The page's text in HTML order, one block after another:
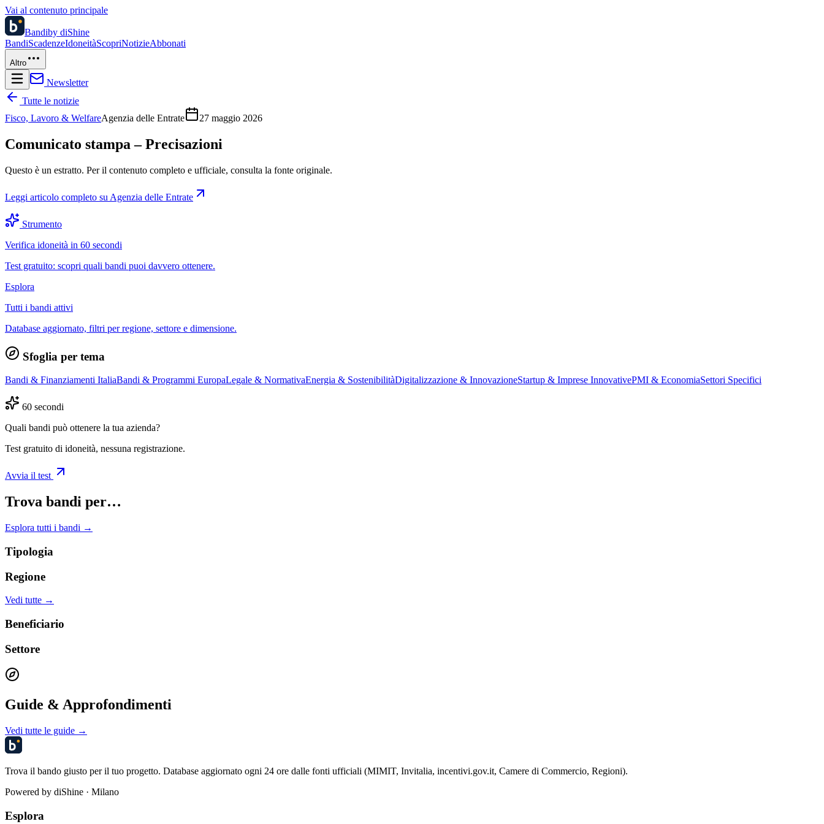
Vai al contenuto principale
Bandiby diShine
BandiScadenzeIdoneitàScopriNotizieAbbonati
Altro
Newsletter
Tutte le notizie
Fisco, Lavoro & WelfareAgenzia delle Entrate 27 maggio 2026
Comunicato stampa – Precisazioni
Questo è un estratto. Per il contenuto completo e ufficiale, consulta la fonte originale.
Leggi articolo completo su Agenzia delle Entrate
Strumento
Verifica idoneità in 60 secondi
Test gratuito: scopri quali bandi puoi davvero ottenere.
Esplora
Tutti i bandi attivi
Database aggiornato, filtri per regione, settore e dimensione.
Sfoglia per tema
Bandi & Finanziamenti ItaliaBandi & Programmi EuropaLegale & NormativaEnergia & SostenibilitàDigitalizzazione & InnovazioneStartup & Imprese InnovativePMI & EconomiaSettori Specifici
60 secondi
Quali bandi può ottenere la tua azienda?
Test gratuito di idoneità, nessuna registrazione.
Avvia il test
Trova bandi per…
Esplora tutti i bandi →
Tipologia
Regione
Vedi tutte →
Beneficiario
Settore
Guide & Approfondimenti
Vedi tutte le guide →
Trova il bando giusto per il tuo progetto. Database aggiornato ogni 24 ore dalle fonti ufficiali (MIMIT, Invitalia, incentivi.gov.it, Camere di Commercio, Regioni).
Powered by diShine · Milano
Esplora